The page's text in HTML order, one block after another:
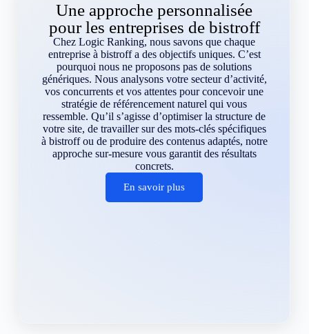
Une approche personnalisée
pour les entreprises de bistroff
Chez Logic Ranking, nous savons que chaque
entreprise à bistroff a des objectifs uniques. C’est
pourquoi nous ne proposons pas de solutions
génériques. Nous analysons votre secteur d’activité,
vos concurrents et vos attentes pour concevoir une
stratégie de référencement naturel qui vous
ressemble. Qu’il s’agisse d’optimiser la structure de
votre site, de travailler sur des mots-clés spécifiques
à bistroff ou de produire des contenus adaptés, notre
approche sur-mesure vous garantit des résultats
concrets.
En savoir plus